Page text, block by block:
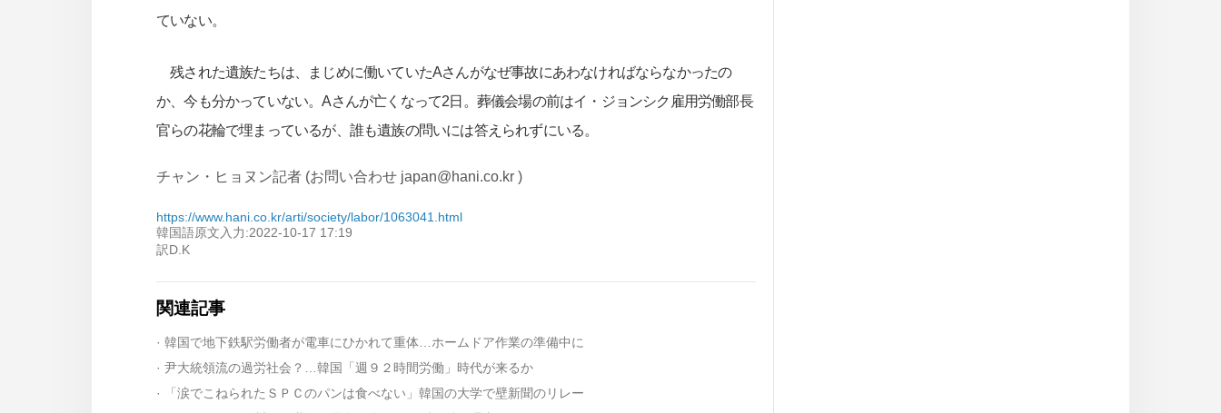
ていない。
残された遺族たちは、まじめに働いていたAさんがなぜ事故にあわなければならなかったの
か、今も分かっていない。Aさんが亡くなって2日。葬儀会場の前はイ・ジョンシク雇用労働部長
官らの花輪で埋まっているが、誰も遺族の問いには答えられずにいる。
チャン・ヒョヌン記者 (お問い合わせ japan@hani.co.kr )
https://www.hani.co.kr/arti/society/labor/1063041.html
韓国語原文入力:2022-10-17 17:19
訳D.K
関連記事
· 韓国で地下鉄駅労働者が電車にひかれて重体…ホームドア作業の準備中に
· 尹大統領流の過労社会？…韓国「週９２時間労働」時代が来るか
· 「涙でこねられたＳＰＣのパンは食べない」韓国の大学で壁新聞のリレー